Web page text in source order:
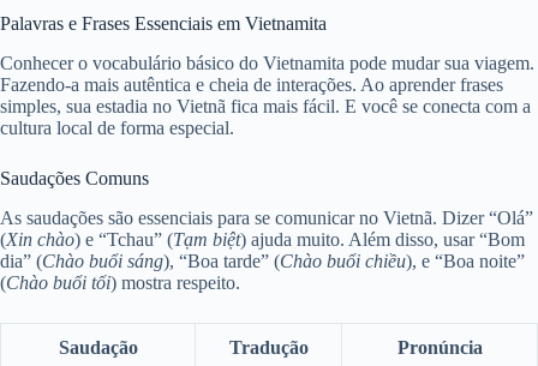
Palavras e Frases Essenciais em Vietnamita
Conhecer o vocabulário básico do Vietnamita pode mudar sua viagem.
Fazendo-a mais autêntica e cheia de interações. Ao aprender frases
simples, sua estadia no Vietnã fica mais fácil. E você se conecta com a
cultura local de forma especial.
Saudações Comuns
As saudações são essenciais para se comunicar no Vietnã. Dizer “Olá”
(Xin chào) e “Tchau” (Tạm biệt) ajuda muito. Além disso, usar “Bom
dia” (Chào buổi sáng), “Boa tarde” (Chào buổi chiều), e “Boa noite”
(Chào buổi tối) mostra respeito.
Saudação Tradução Pronúncia